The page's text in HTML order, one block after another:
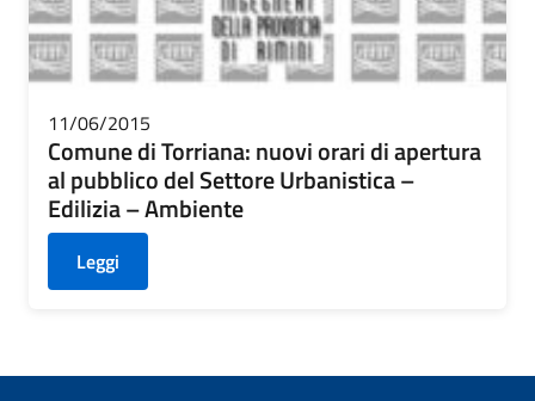
11/06/2015
Comune di Torriana: nuovi orari di apertura
al pubblico del Settore Urbanistica –
Edilizia – Ambiente
Leggi